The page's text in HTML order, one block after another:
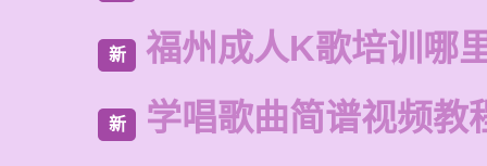
新 福州成人K歌培训哪
新 学唱歌曲简谱视频教